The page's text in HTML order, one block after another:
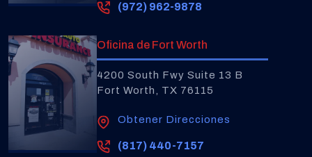
(972) 962-9878
Oficina de Fort Worth
4200 South Fwy Suite 13 B
Fort Worth, TX 76115
Obtener Direcciones
(817) 440-7157